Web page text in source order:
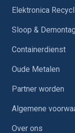
Elektronica
Sloop &
Containerdienst
Oude Metalen
Partner worden
Algemene
Over ons